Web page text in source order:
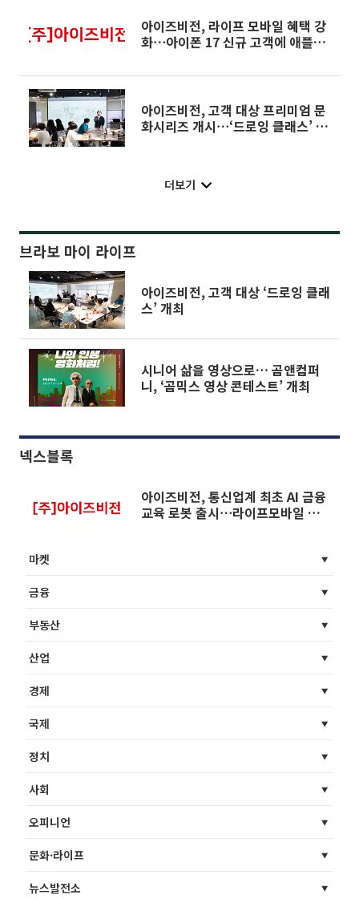
아이즈비전, 라이프 모바일 혜택 강
화⋯아이폰 17 신규 고객에 애플
아이즈비전, 고객 대상 프리미엄 문
화시리즈 개시⋯‘드로잉 클래스’ 개
더보기
브라보 마이 라이프
아이즈비전, 고객 대상 ‘드로잉 클래
스’ 개최
시니어 삶을 영상으로… 곰앤컴퍼
니, ‘곰믹스 영상 콘테스트’ 개최
넥스블록
아이즈비전, 통신업계 최초 AI 금융
교육 로봇 출시⋯라이프모바일 플랫
마켓
금융
부동산
산업
경제
국제
정치
사회
오피니언
문화·라이프
뉴스발전소